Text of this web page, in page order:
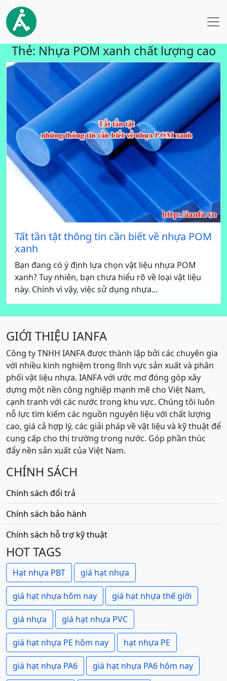
Thẻ: Nhựa POM xanh chất lượng cao
Tất tần tật thông tin cần biết về nhựa POM
xanh
Bạn đang có ý định lựa chọn vật liệu nhựa POM
xanh? Tuy nhiên, bạn chưa hiểu rõ về loại vật liệu
này. Chính vì vậy, việc sử dụng nhựa...
GIỚI THIỆU IANFA
Công ty TNHH IANFA được thành lập bởi các chuyên gia
với nhiều kinh nghiệm trong lĩnh vực sản xuất và phân
phối vật liệu nhựa. IANFA với ước mơ đóng góp xây
dựng một nền công nghiệp mạnh mẽ cho Việt Nam,
cạnh tranh với các nước trong khu vực. Chúng tôi luôn
nỗ lực tìm kiếm các nguồn nguyên liệu với chất lượng
cao, giá cả hợp lý, các giải pháp về vật liệu và kỹ thuật để
cung cấp cho thị trường trong nước. Góp phần thúc
đẩy nền sản xuất của Việt Nam.
CHÍNH SÁCH
Chính sách đổi trả
Chính sách bảo hành
Chính sách hỗ trợ kỹ thuật
HOT TAGS
Hạt nhựa PBT giá hạt nhựa
giá hạt nhựa hôm nay giá hạt nhựa thế giới
giá nhựa giá hạt nhựa PVC
giá hạt nhựa PE hôm nay hạt nhựa PE
giá hạt nhựa PA6 giá hạt nhựa PA6 hôm nay